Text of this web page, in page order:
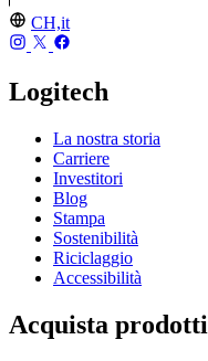
CH,it
Logitech
La nostra storia
Carriere
Investitori
Blog
Stampa
Sostenibilità
Riciclaggio
Accessibilità
Acquista prodotti